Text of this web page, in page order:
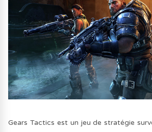
Gears Tactics est un jeu de stratégie